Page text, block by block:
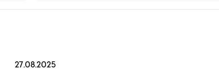
27.08.2025